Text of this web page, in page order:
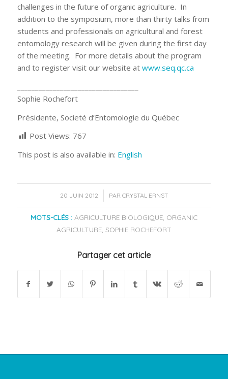
challenges in the future of organic agriculture. In
addition to the symposium, more than thirty talks from
students and professionals on agricultural and forest
entomology research will be given during the first day
of the meeting. For more details about the program
and to register visit our website at www.seq.qc.ca
Sophie Rochefort
Présidente, Societé d’Entomologie du Québec
Post Views: 767
This post is also available in: English
20 JUIN 2012
/ PAR CRYSTAL ERNST
MOTS-CLÉS : AGRICULTURE BIOLOGIQUE, ORGANIC
AGRICULTURE, SOPHIE ROCHEFORT
Partager cet article